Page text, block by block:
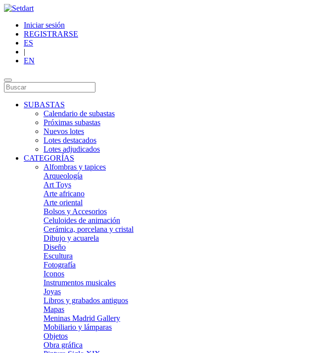
Iniciar sesión
REGISTRARSE
ES
|
EN
SUBASTAS
Calendario de subastas
Próximas subastas
Nuevos lotes
Lotes destacados
Lotes adjudicados
CATEGORÍAS
Alfombras y tapices
Arqueología
Art Toys
Arte africano
Arte oriental
Bolsos y Accesorios
Celuloides de animación
Cerámica, porcelana y cristal
Dibujo y acuarela
Diseño
Escultura
Fotografía
Iconos
Instrumentos musicales
Joyas
Libros y grabados antiguos
Mapas
Meninas Madrid Gallery
Mobiliario y lámparas
Objetos
Obra gráfica